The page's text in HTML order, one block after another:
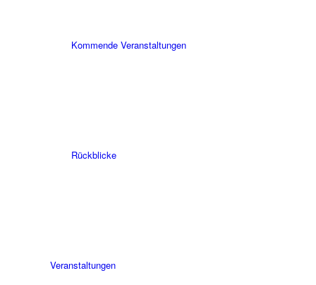
Kommende Veranstaltungen
Rückblicke
Veranstaltungen